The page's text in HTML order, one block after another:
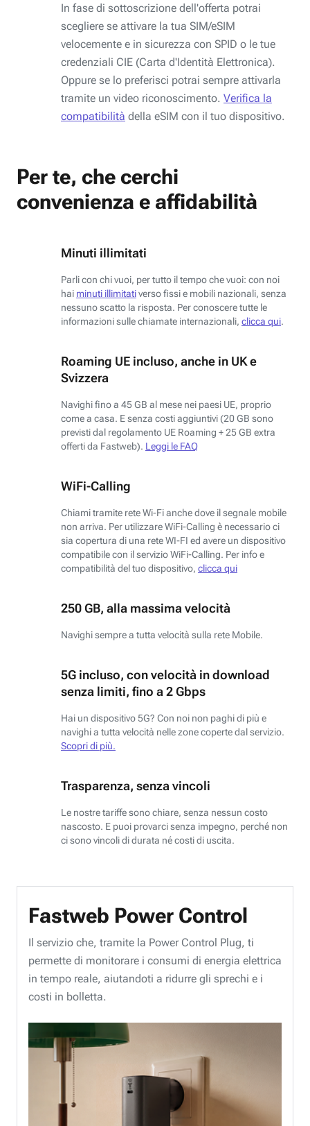
In fase di sottoscrizione dell'offerta potrai
scegliere se attivare la tua SIM/eSIM
velocemente e in sicurezza con SPID o le tue
credenziali CIE (Carta d'Identità Elettronica).
Oppure se lo preferisci potrai sempre attivarla
tramite un video riconoscimento. Verifica la
compatibilità della eSIM con il tuo dispositivo.
Per te, che cerchi
convenienza e affidabilità
Minuti illimitati
Parli con chi vuoi, per tutto il tempo che vuoi: con noi
hai minuti illimitativerso fissi e mobili nazionali, senza
nessuno scatto la risposta. Per conoscere tutte le
informazioni sulle chiamate internazionali, clicca qui.
Roaming UE incluso, anche in UK e
Svizzera
Navighi fino a 45 GB al mese nei paesi UE, proprio
come a casa. E senza costi aggiuntivi (20 GB sono
previsti dal regolamento UE Roaming + 25 GB extra
offerti da Fastweb). Leggi le FAQ
WiFi-Calling
Chiami tramite rete Wi-Fi anche dove il segnale mobile
non arriva. Per utilizzare WiFi-Calling è necessario ci
sia copertura di una rete WI-FI ed avere un dispositivo
compatibile con il servizio WiFi-Calling. Per info e
compatibilità del tuo dispositivo, clicca qui
250 GB, alla massima velocità
Navighi sempre a tutta velocità sulla rete Mobile.
5G incluso, con velocità in download
senza limiti, fino a 2 Gbps
Hai un dispositivo 5G? Con noi non paghi di più e
navighi a tutta velocità nelle zone coperte dal servizio.
Scopri di più.
Trasparenza, senza vincoli
Le nostre tariffe sono chiare, senza nessun costo
nascosto. E puoi provarci senza impegno, perché non
ci sono vincoli di durata né costi di uscita.
Fastweb Power Control
Il servizio che, tramite la Power Control Plug, ti
permette di monitorare i consumi di energia elettrica
in tempo reale, aiutandoti a ridurre gli sprechi e i
costi in bolletta.